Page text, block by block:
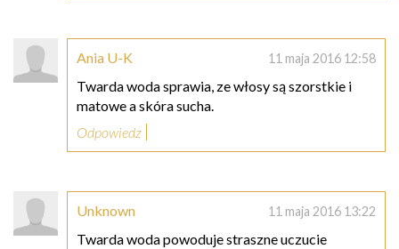
Ania U-K 11 maja 2016 12:58
Twarda woda sprawia, ze włosy są szorstkie i
matowe a skóra sucha.
Odpowiedz
Unknown 11 maja 2016 13:22
Twarda woda powoduje straszne uczucie